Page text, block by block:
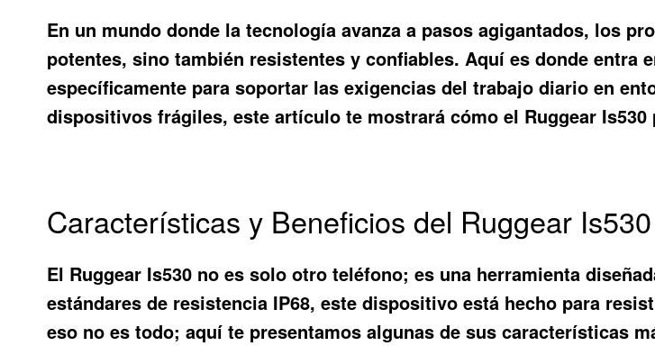
En un mundo donde la tecnología avanza a pasos agigantados, los
potentes, sino también resistentes y confiables. Aquí es donde entra
específicamente para soportar las exigencias del trabajo diario en
dispositivos frágiles, este artículo te mostrará cómo el Ruggear
Características y Beneficios del Ruggear Is530
El Ruggear Is530 no es solo otro teléfono; es una herramienta
estándares de resistencia IP68, este dispositivo está hecho para
eso no es todo; aquí te presentamos algunas de sus características